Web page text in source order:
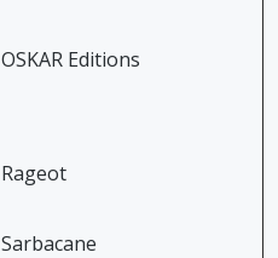
OSKAR Editions
Rageot
Sarbacane